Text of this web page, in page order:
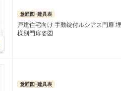
意匠図･建具表
戸建住宅向け 手動錠付ルシアス門扉
様別門扉姿図
意匠図･建具表